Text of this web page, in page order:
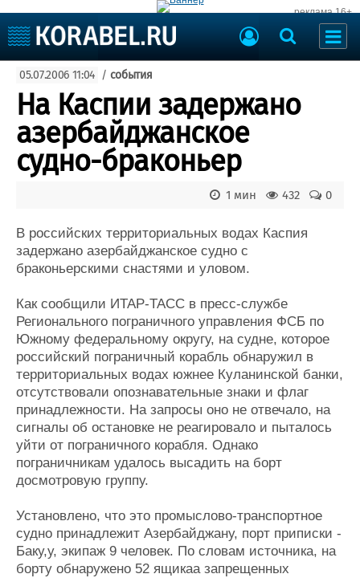
реклама 16+
Судоходство
Судоремонт
События
Пресс-релизы
Порты
Рыболовство
ВМФ
Образование
Судостроение
Пульс
Новости
Компании
Репутация
Работа
Крюинг
Журнал
Реклама
Торговая площадка
Доска объявлений
Продажа флота
Оборудование
Материалы
Услуги
Конференции
Выставки и семинары
Личности
Флот
Галерея флота
Все службы
05.07.2006 11:04 / события
На Каспии задержано
азербайджанское
судно-браконьер
0
432
1 мин
В российских территориальных водах Каспия
задержано азербайджанское судно с
браконьерскими снастями и уловом.
Как сообщили ИТАР-ТАСС в пресс-службе
Регионального пограничного управления ФСБ по
Южному федеральному округу, на судне, которое
российский пограничный корабль обнаружил в
территориальных водах южнее Куланинской банки,
отсутствовали опознавательные знаки и флаг
принадлежности. На запросы оно не отвечало, на
сигналы об остановке не реагировало и пыталось
уйти от пограничного корабля. Однако
пограничникам удалось высадить на борт
досмотровую группу.
Установлено, что это промыслово-транспортное
судно принадлежит Азербайджану, порт приписки -
Баку,у, экипаж 9 человек. По словам источника, на
борту обнаружено 52 ящикаа запрещенных